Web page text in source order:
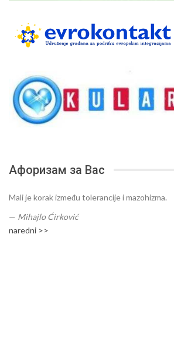
Афоризам за Вас
Mali je korak između tolerancije i mazohizma.
— Mihajlo Ćirković
naredni >>